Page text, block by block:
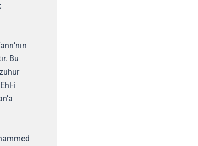
Bu
i